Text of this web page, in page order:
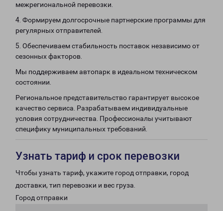
межрегиональной перевозки.
4. Формируем долгосрочные партнерские программы для
регулярных отправителей.
5. Обеспечиваем стабильность поставок независимо от
сезонных факторов.
Мы поддерживаем автопарк в идеальном техническом
состоянии.
Региональное представительство гарантирует высокое
качество сервиса. Разрабатываем индивидуальные
условия сотрудничества. Профессионалы учитывают
специфику муниципальных требований.
Узнать тариф и срок перевозки
Чтобы узнать тариф, укажите город отправки, город
доставки, тип перевозки и вес груза.
Город отправки